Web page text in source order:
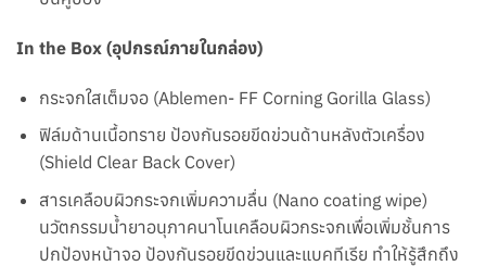
In the Box (อุปกรณ์ภายในกล่อง)
กระจกใสเต็มจอ (Ablemen- FF Corning Gorilla Glass)
ฟิล์มด้านเนื้อทราย ป้องกันรอยขีดข่วนด้านหลังตัวเครื่อง
(Shield Clear Back Cover)
สารเคลือบผิวกระจกเพิ่มความลื่น (Nano coating wipe)
นวัตกรรมน้ำยาอนุภาคนาโนเคลือบผิวกระจกเพื่อเพิ่มชั้นการ
ปกป้องหน้าจอ ป้องกันรอยขีดข่วนและแบคทีเรีย ทำให้รู้สึกถึง